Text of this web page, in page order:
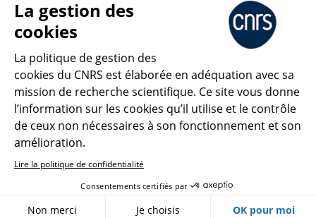
CNRS Le Mag
© 2026, CNRS
Créer un compte Se connecter
Gestion des cookies
La gestion des
cookies
La politique de gestion des
cookies du CNRS est élaborée en adéquation avec sa
mission de recherche scientifique. Ce site vous donne
l’information sur les cookies qu’il utilise et le contrôle
de ceux non nécessaires à son fonctionnement et son
amélioration.
Lire la politique de confidentialité
Consentements certifiés par
Non merci Je choisis OK pour moi